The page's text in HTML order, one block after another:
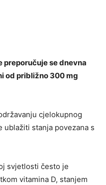
preporučuje se dnevna
od približno 300 mg
cjelokupnog
ublažiti stanja povezana s
svjetlosti često je
vitamina D, stanjem